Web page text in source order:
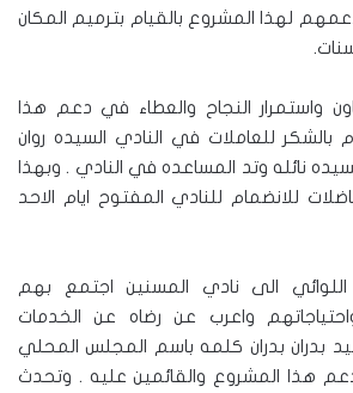
لهذا المشروع بالقيام بترميم المكان
واستمرار النجاح والعطاء في دعم هذا
بالشكر للعاملات في النادي السيده روان
نائله وتد المساعده في النادي . وبهذا
للانضمام للنادي المفتوح ايام الاحد
الى نادي المسنين اجتمع بهم
واعرب عن رضاه عن الخدمات
بدران بدران كلمه باسم المجلس المحلي
هذا المشروع والقائمين عليه . وتحدث